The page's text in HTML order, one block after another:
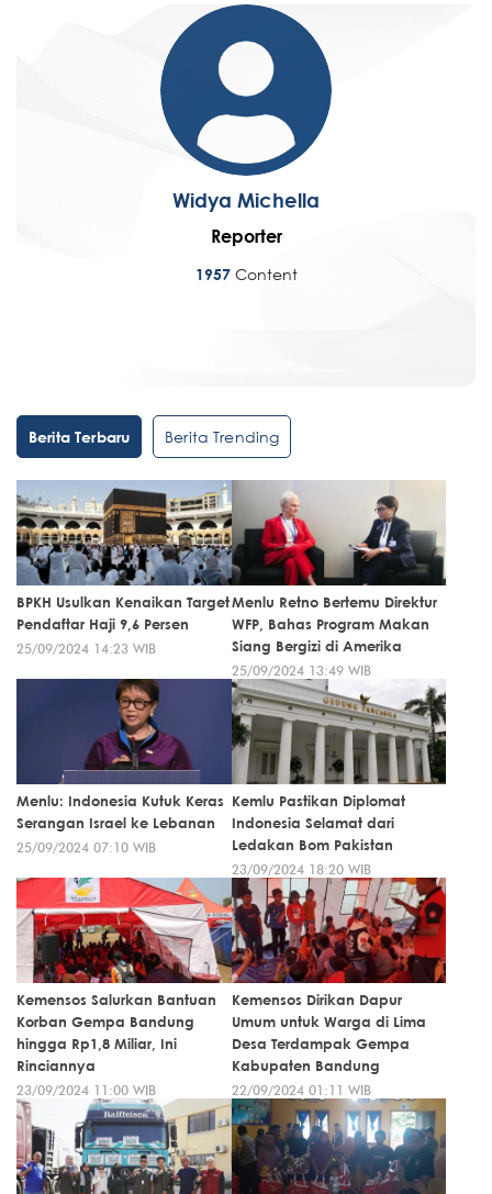
Widya Michella
Reporter
1957 Content
Berita Terbaru Berita Trending
BPKH Usulkan Kenaikan Target
Pendaftar Haji 9,6 Persen
25/09/2024 14:23 WIB
Menlu Retno Bertemu Direktur
WFP, Bahas Program Makan
Siang Bergizi di Amerika
25/09/2024 13:49 WIB
Menlu: Indonesia Kutuk Keras
Serangan Israel ke Lebanan
25/09/2024 07:10 WIB
Kemlu Pastikan Diplomat
Indonesia Selamat dari
Ledakan Bom Pakistan
23/09/2024 18:20 WIB
Kemensos Salurkan Bantuan
Korban Gempa Bandung
hingga Rp1,8 Miliar, Ini
Rinciannya
23/09/2024 11:00 WIB
Kemensos Dirikan Dapur
Umum untuk Warga di Lima
Desa Terdampak Gempa
Kabupaten Bandung
22/09/2024 01:11 WIB